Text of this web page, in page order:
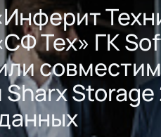
Тех» ГК
Storage